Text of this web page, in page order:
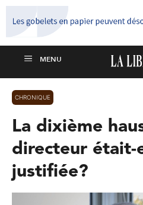
CHRONIQUE
La dixième
directeur était-
justifiée?